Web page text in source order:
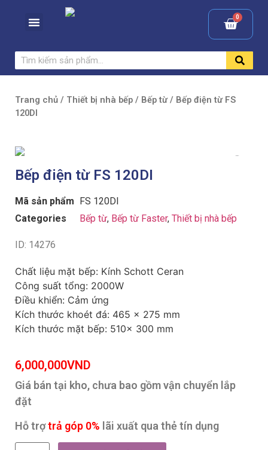
Trang chủ / Thiết bị nhà bếp / Bếp từ/ Bếp điện từ FS
120DI
Bếp điện từ FS 120DI
Mã sản phẩm FS 120DI
Categories
Bếp từ, Bếp từ Faster, Thiết bị nhà bếp
ID: 14276
Chất liệu mặt bếp: Kính Schott Ceran
Công suất tổng: 2000W
Điều khiển: Cảm ứng
Kích thước khoét đá: 465 x 275 mm
Kích thước mặt bếp: 510x 300 mm
6,000,000VND
Giá bán tại kho, chưa bao gồm vận chuyển lắp
đặt
Hỗ trợtrả góp 0% lãi xuất qua thẻ tín dụng